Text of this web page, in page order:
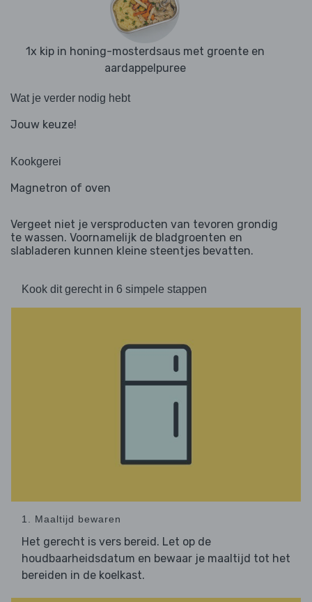
1x kip in honing-mosterdsaus met groente en
aardappelpuree
Wat je verder nodig hebt
Jouw keuze!
Kookgerei
Magnetron of oven
Vergeet niet je versproducten van tevoren grondig
te wassen. Voornamelijk de bladgroenten en
slabladeren kunnen kleine steentjes bevatten.
Kook dit gerecht in 6 simpele stappen
1. Maaltijd bewaren
Het gerecht is vers bereid. Let op de
houdbaarheidsdatum en bewaar je maaltijd tot het
bereiden in de koelkast.